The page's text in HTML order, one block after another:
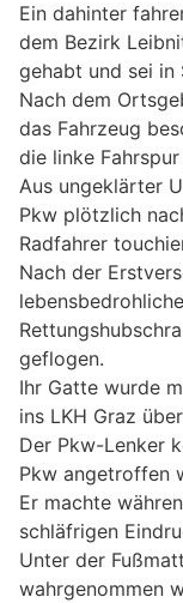
Ein dahinter
dem Bezirk
gehabt und sei in
Nach dem
das Fahrzeug
die linke
Aus ungeklärter
Pkw plötzlich
Radfahrer
Nach der
geflogen.
Ihr Gatte wurde
ins LKH Graz
Der Pkw-Lenker
Pkw angetroffen
Er machte
schläfrigen
Unter der
wahrgenommen